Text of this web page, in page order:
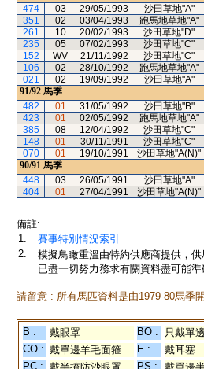
474
03 29/05/1993 沙田草地"A"
351
02 03/04/1993 跑馬地草地"A"
261
10 20/02/1993 沙田草地"D"
235
05 07/02/1993 沙田草地"C"
152
WV 21/11/1992 沙田草地"C"
106
02 28/10/1992 跑馬地草地"A"
021
02 19/09/1992 沙田草地"A"
91/92 馬季
482
01 31/05/1992 沙田草地"B"
423
01 02/05/1992 跑馬地草地"A"
385
08 12/04/1992 沙田草地"C"
148
01 30/11/1991 沙田草地"C"
070
01 19/10/1991 沙田草地"A(N)"
90/91 馬季
448
03 26/05/1991 沙田草地"A"
404
01 27/04/1991 沙田草地"A(N)"
備註:
1.
賽事特別情況索引
2.
模擬鳥瞰重溫由特約供應商提供，
已盡一切努力務求有關資料盡可能
請留意 : 所有馬匹資料是由1979-80馬季
B : 戴眼罩 BO : 只戴單
CO : 戴單邊羊毛面箍 E : 戴耳塞
PC :
PS :